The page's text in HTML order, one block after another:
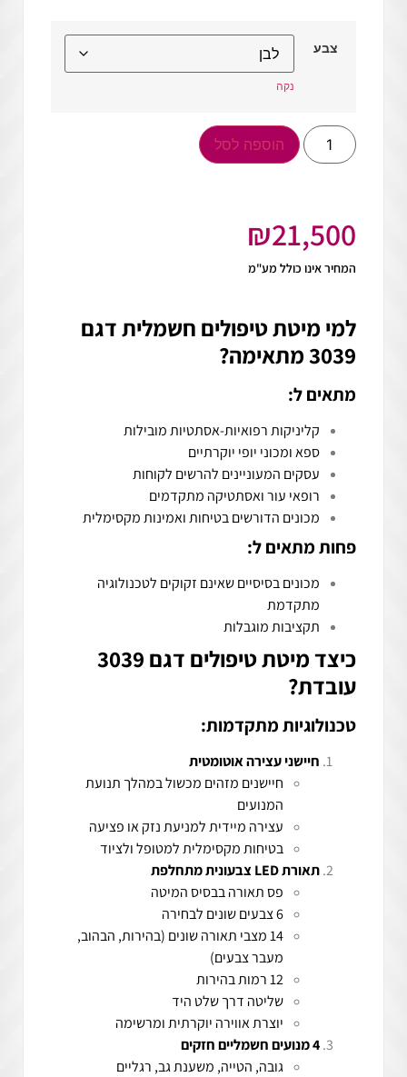
צבע
נקה
הוספה לסל
₪21,500
המחיר אינו כולל מע"מ
למי מיטת טיפולים חשמלית דגם
3039מתאימה?
מתאים ל:
קליניקות רפואיות-אסתטיות מובילות
ספא ומכוני יופי יוקרתיים
עסקים המעוניינים להרשים לקוחות
רופאי עור ואסתטיקה מתקדמים
מכונים הדורשים בטיחות ואמינות מקסימלית
פחות מתאים ל:
מכונים בסיסיים שאינם זקוקים לטכנולוגיה
מתקדמת
תקציבות מוגבלות
כיצד מיטת טיפולים דגם 3039
עובדת?
טכנולוגיות מתקדמות:
חיישני עצירה אוטומטית
חיישנים מזהים מכשול במהלך תנועת
המנועים
עצירה מיידית למניעת נזק או פציעה
בטיחות מקסימלית למטופל ולציוד
תאורת LED צבעונית מתחלפת
פס תאורה בבסיס המיטה
6 צבעים שונים לבחירה
14 מצבי תאורה שונים (בהירות, הבהוב,
מעבר צבעים)
12 רמות בהירות
שליטה דרך שלט היד
יוצרת אווירה יוקרתית ומרשימה
4 מנועים חשמליים חזקים
גובה, הטייה, משענת גב, רגליים